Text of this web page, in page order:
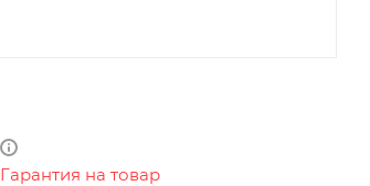
Гарантия на товар